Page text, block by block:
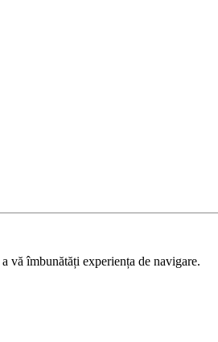
vă îmbunătăți experiența de navigare.